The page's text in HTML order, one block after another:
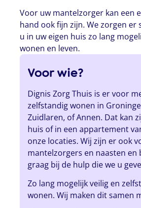
Voor uw mantelzorger kan een
hand ook fijn zijn. We zorgen er
u in uw eigen huis zo lang
wonen en leven.
Voor wie?
Dignis Zorg Thuis is er voor
zelfstandig wonen in
Zuidlaren, of Annen. Dat kan
huis of in een appartement
onze locaties. Wij zijn er ook
mantelzorgers en naasten en
graag bij de hulp die we u
Zo lang mogelijk veilig en
wonen. Wij maken dit samen